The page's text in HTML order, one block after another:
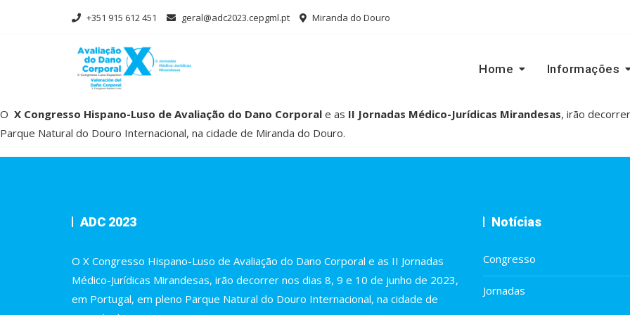
+351 915 612 451 geral@adc2023.cepgml.pt Miranda do Douro
Home Informações
O X Congresso Hispano-Luso de Avaliação do Dano Corporal e as II Jornadas Médico-Jurídicas Mirandesas, irão
Parque Natural do Douro Internacional, na cidade de Miranda do Douro.
ADC 2023
O X Congresso Hispano-Luso de Avaliação do Dano Corporal e as II Jornadas
Médico-Jurídicas Mirandesas, irão decorrer nos dias 8, 9 e 10 de junho de 2023,
em Portugal, em pleno Parque Natural do Douro Internacional, na cidade de
Notícias
Congresso
Jornadas